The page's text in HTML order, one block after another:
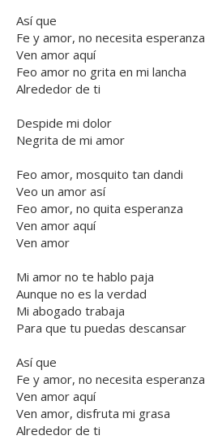
Así que
Fe y amor, no necesita esperanza
Ven amor aquí
Feo amor no grita en mi lancha
Alrededor de ti
Despide mi dolor
Negrita de mi amor
Feo amor, mosquito tan dandi
Veo un amor así
Feo amor, no quita esperanza
Ven amor aquí
Ven amor
Mi amor no te hablo paja
Aunque no es la verdad
Mi abogado trabaja
Para que tu puedas descansar
Así que
Fe y amor, no necesita esperanza
Ven amor aquí
Ven amor, disfruta mi grasa
Alrededor de ti